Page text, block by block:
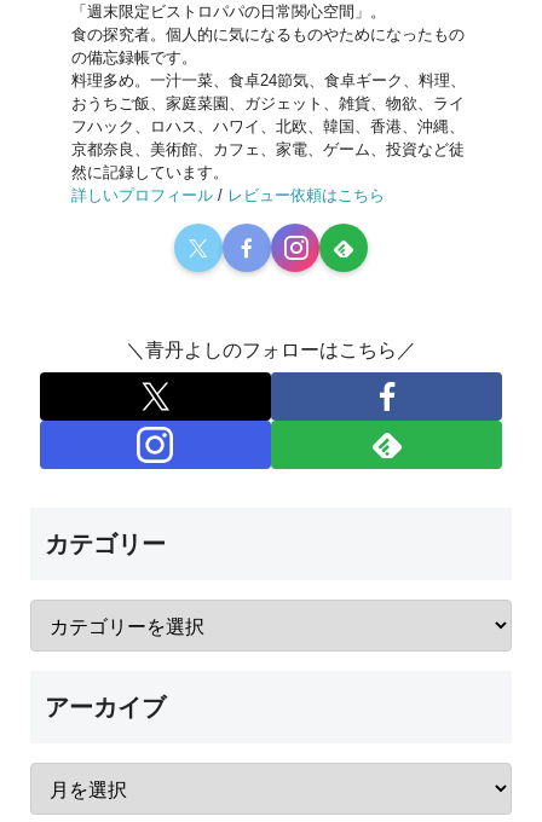
「週末限定ビストロパパの日常関心空間」。
食の探究者。個人的に気になるものやためになったもの
の備忘録帳です。
料理多め。一汁一菜、食卓24節気、食卓ギーク、料理、
おうちご飯、家庭菜園、ガジェット、雑貨、物欲、ライ
フハック、ロハス、ハワイ、北欧、韓国、香港、沖縄、
京都奈良、美術館、カフェ、家電、ゲーム、投資など徒
然に記録しています。
詳しいプロフィール / レビュー依頼はこちら
＼青丹よしのフォローはこちら／
カテゴリー
アーカイブ